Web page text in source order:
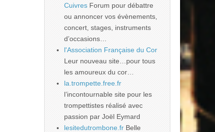
Cuivres Forum pour débattre
ou annoncer vos évènements,
concert, stages, instruments
d’occasions…
l'Association Française du Cor
Leur nouveau site…pour tous
les amoureux du cor…
la.trompette.free.fr
l’incontournable site pour les
trompettistes réalisé avec
passion par Joël Eymard
lesitedutrombone.fr Belle